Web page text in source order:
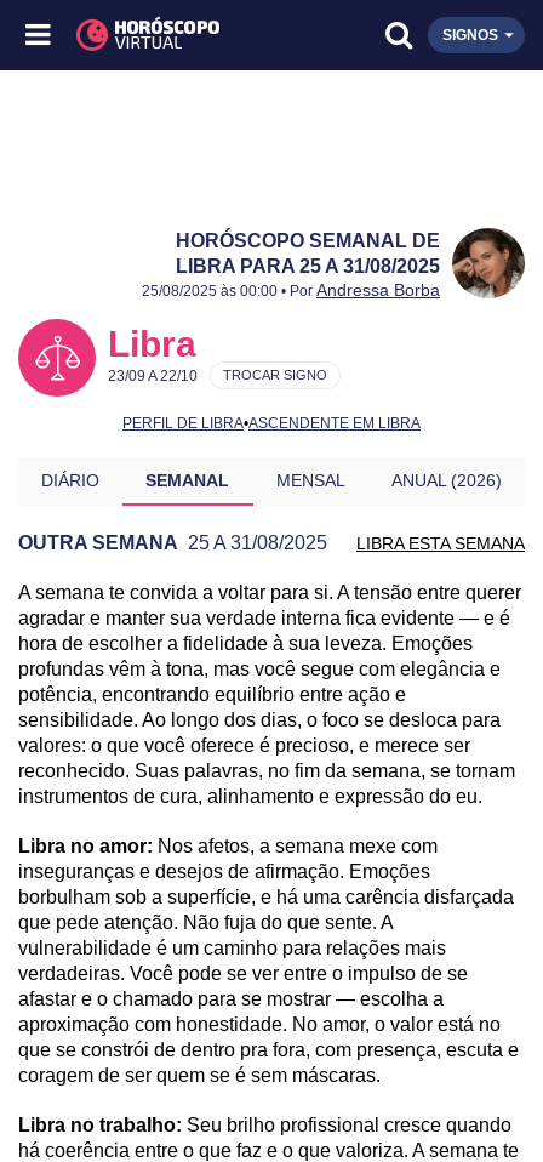
SIGNOS
HORÓSCOPO SEMANAL DE
LIBRA PARA 25 A 31/08/2025
Publicado:
25 a 31/08/2025
Atualizado:
25 a 31/08/2025
25/08/2025 às 00:00 • Por Andressa Borba
Libra
23/09 A 22/10
PERFIL DE LIBRA•ASCENDENTE EM LIBRA
TROCAR SIGNO
DIÁRIO SEMANAL MENSAL ANUAL (2026)
OUTRA SEMANA 25 A 31/08/2025 LIBRA ESTA SEMANA
PREVISÃO DE LIBRA PARA OUTRA SEMANA
A semana te convida a voltar para si. A tensão entre querer
agradar e manter sua verdade interna fica evidente — e é
hora de escolher a fidelidade à sua leveza. Emoções
profundas vêm à tona, mas você segue com elegância e
potência, encontrando equilíbrio entre ação e
sensibilidade. Ao longo dos dias, o foco se desloca para
valores: o que você oferece é precioso, e merece ser
reconhecido. Suas palavras, no fim da semana, se tornam
instrumentos de cura, alinhamento e expressão do eu.
Libra no amor: Nos afetos, a semana mexe com
inseguranças e desejos de afirmação. Emoções
borbulham sob a superfície, e há uma carência disfarçada
que pede atenção. Não fuja do que sente. A
vulnerabilidade é um caminho para relações mais
verdadeiras. Você pode se ver entre o impulso de se
afastar e o chamado para se mostrar — escolha a
aproximação com honestidade. No amor, o valor está no
que se constrói de dentro pra fora, com presença, escuta e
coragem de ser quem se é sem máscaras.
Libra no trabalho: Seu brilho profissional cresce quando
há coerência entre o que faz e o que valoriza. A semana te